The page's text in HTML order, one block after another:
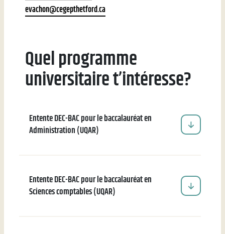
evachon@cegepthetford.ca
Quel programme
universitaire t’intéresse?
Entente DEC-BAC pour le baccalauréat en
Administration (UQAR)
Entente DEC-BAC pour le baccalauréat en
Sciences comptables (UQAR)